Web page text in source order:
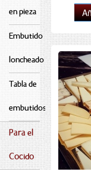
en pieza
Embutido
loncheado
Tabla de
embutidos
Para el
Cocido